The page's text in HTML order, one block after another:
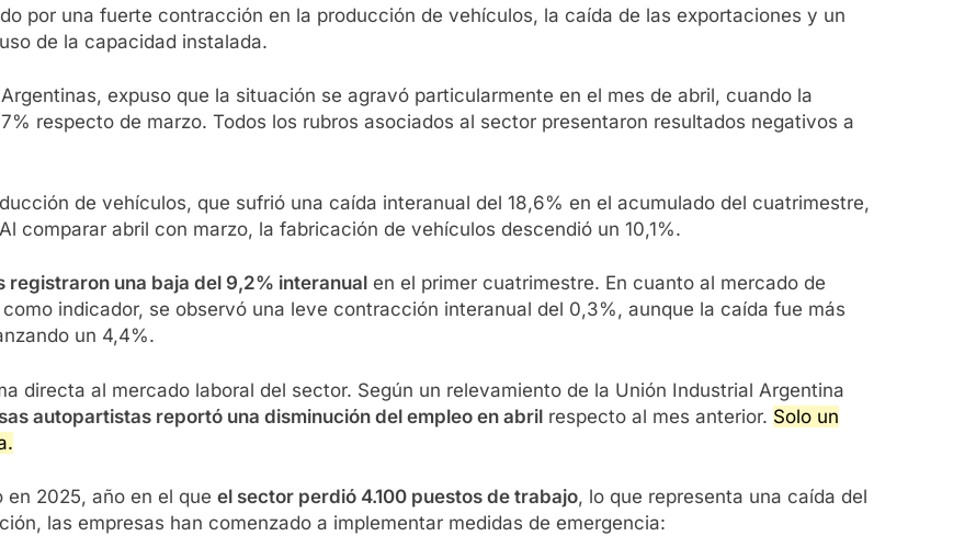
por una fuerte contracción en la producción de vehículos, la caída de las exportaciones y un
de la capacidad instalada.
expuso que la situación se agravó particularmente en el mes de abril, cuando la
respecto de marzo. Todos los rubros asociados al sector presentaron resultados negativos a
de vehículos, que sufrió una caída interanual del 18,6% en el acumulado del cuatrimestre,
comparar abril con marzo, la fabricación de vehículos descendió un 10,1%.
una baja del 9,2% interanual en el primer cuatrimestre. En cuanto al mercado de
indicador, se observó una leve contracción interanual del 0,3%, aunque la caída fue más
un 4,4%.
directa al mercado laboral del sector. Según un relevamiento de la Unión Industrial Argentina
autopartistas reportó una disminución del empleo en abril respecto al mes anterior. Solo un
2025, año en el que el sector perdió 4.100 puestos de trabajo, lo que representa una caída del
las empresas han comenzado a implementar medidas de emergencia: